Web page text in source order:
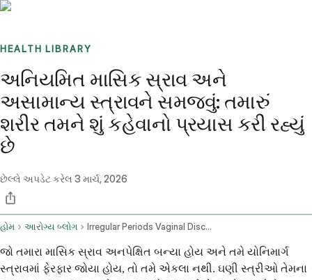
HEALTH LIBRARY
અનિયમિત માસિક સ્રાવ અને
અસામાન્ય સ્ત્રાવને સમજવું: તમારું
શરીર તમને શું કહેવાનો પ્રયાસ કરી રહ્યું
છે
છેલ્લે અપડેટ કરેલ 3 માર્ચ, 2026
હોમ આરોગ્ય બ્લોગ Irregular Periods Vaginal Discharge And Accompanying Symptoms
જો તમારા માસિક સ્રાવ અનપેક્ષિત બન્યા હોય અને તમે યોનિમાર્ગ
સ્ત્રાવમાં ફેરફાર જોયા હોય, તો તમે એકલા નથી. ઘણી સ્ત્રીઓ તેમના